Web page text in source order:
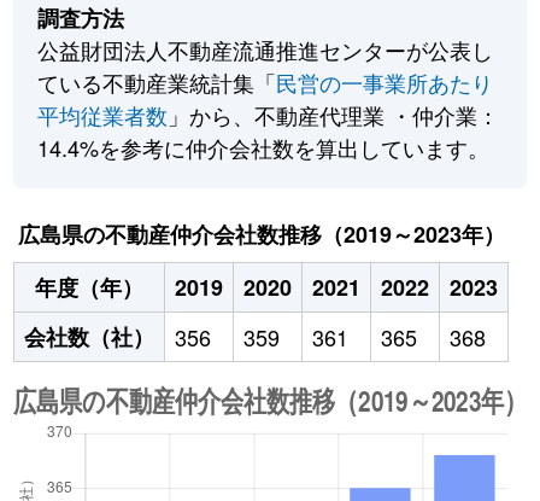
調査方法
公益財団法人不動産流通推進センターが公表し
ている不動産業統計集「民営の一事業所あたり
平均従業者数 」から、不動産代理業 ・仲介業：
14.4%を参考に仲介会社数を算出しています。
広島県の不動産仲介会社数推移（2019～2023年）
年度（年）
2019 2020 2021 2022
2023
会社数（社）
356 359 361 365 368